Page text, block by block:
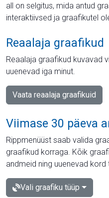
all on selgitus, mida antud
interaktiivsed ja graafikutel
Reaalaja graafikud
Reaalaja graafikud kuvavad
uuenevad iga minut.
Vaata reaalaja graafikuid
Viimase 30 päeva
Rippmenüüst saab valida
graafikud korraga. Kõik
andmeid ning uuenevad kord
Vali graafiku tüüp